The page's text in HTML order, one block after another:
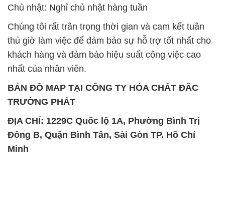
nhất của nhân viên.
BẢN ĐỒ MAP TẠI CÔNG TY HÓA CHẤT ĐẮC
TRƯỜNG PHÁT
ĐỊA CHỈ: 1229C Quốc lộ 1A, Phường Bình Trị
Đông B, Quận Bình Tân, Sài Gòn TP. Hồ Chí
Minh